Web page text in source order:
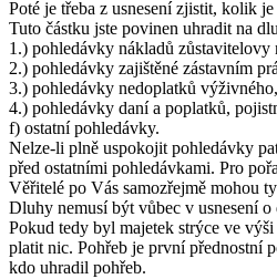
Poté je třeba z usnesení zjistit, kolik
Tuto částku jste povinen uhradit na
1.) pohledávky nákladů
2.) pohledávky zajištěné zástavním
3.) pohledávky nedoplatků výživného,
4.) pohledávky daní a poplatků,
f) ostatní pohledávky.
Nelze-li plně uspokojit pohledávky
před ostatními pohledávkami. Pro
Věřitelé po Vás samozřejmě mohou
Dluhy nemusí být vůbec v usnesení
Pokud tedy byl majetek strýce ve
platit nic. Pohřeb je první přednostní
kdo uhradil pohřeb.